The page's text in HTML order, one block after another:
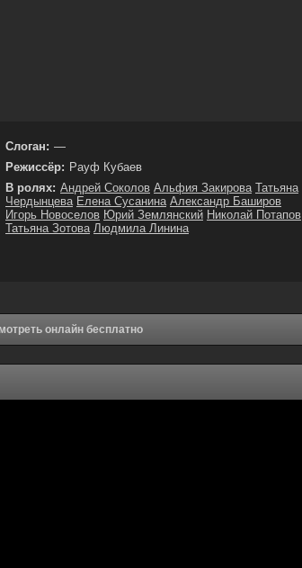
Слоган: —
Режиссёр: Рауф Кубаев
В ролях: Андрей Соколов Альфия Закирова Татьяна
Чердынцева Елена Сусанина Александр Баширов
Игорь Новоселов Юрий Землянский Николай Потапов
Татьяна Зотова Людмила Линина
онлайн бесплатно